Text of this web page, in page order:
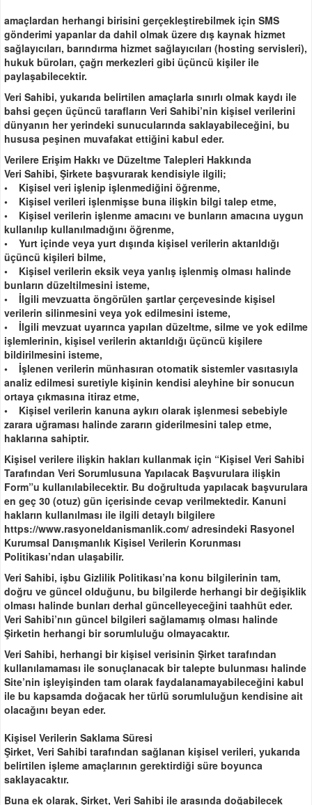
amaçlardan herhangi birisini gerçekleştirebilmek için SMS
gönderimi yapanlar da dahil olmak üzere dış kaynak hizmet
sağlayıcıları, barındırma hizmet sağlayıcıları (hosting servisleri),
hukuk büroları, çağrı merkezleri gibi üçüncü kişiler ile
paylaşabilecektir.
Veri Sahibi, yukarıda belirtilen amaçlarla sınırlı olmak kaydı ile
bahsi geçen üçüncü tarafların Veri Sahibi’nin kişisel verilerini
dünyanın her yerindeki sunucularında saklayabileceğini, bu
hususa peşinen muvafakat ettiğini kabul eder.
Verilere Erişim Hakkı ve Düzeltme Talepleri Hakkında
Veri Sahibi, Şirkete başvurarak kendisiyle ilgili;
• Kişisel veri işlenip işlenmediğini öğrenme,
• Kişisel verileri işlenmişse buna ilişkin bilgi talep etme,
• Kişisel verilerin işlenme amacını ve bunların amacına uygun
kullanılıp kullanılmadığını öğrenme,
• Yurt içinde veya yurt dışında kişisel verilerin aktarıldığı
üçüncü kişileri bilme,
• Kişisel verilerin eksik veya yanlış işlenmiş olması halinde
bunların düzeltilmesini isteme,
• İlgili mevzuatta öngörülen şartlar çerçevesinde kişisel
verilerin silinmesini veya yok edilmesini isteme,
• İlgili mevzuat uyarınca yapılan düzeltme, silme ve yok edilme
işlemlerinin, kişisel verilerin aktarıldığı üçüncü kişilere
bildirilmesini isteme,
• İşlenen verilerin münhasıran otomatik sistemler vasıtasıyla
analiz edilmesi suretiyle kişinin kendisi aleyhine bir sonucun
ortaya çıkmasına itiraz etme,
• Kişisel verilerin kanuna aykırı olarak işlenmesi sebebiyle
zarara uğraması halinde zararın giderilmesini talep etme,
haklarına sahiptir.
Kişisel verilere ilişkin hakları kullanmak için “Kişisel Veri Sahibi
Tarafından Veri Sorumlusuna Yapılacak Başvurulara ilişkin
Form”u kullanılabilecektir. Bu doğrultuda yapılacak başvurulara
en geç 30 (otuz) gün içerisinde cevap verilmektedir. Kanuni
hakların kullanılması ile ilgili detaylı bilgilere
https://www.rasyoneldanismanlik.com/ adresindeki Rasyonel
Kurumsal Danışmanlık Kişisel Verilerin Korunması
Politikası’ndan ulaşabilir.
Veri Sahibi, işbu Gizlilik Politikası’na konu bilgilerinin tam,
doğru ve güncel olduğunu, bu bilgilerde herhangi bir değişiklik
olması halinde bunları derhal güncelleyeceğini taahhüt eder.
Veri Sahibi’nın güncel bilgileri sağlamamış olması halinde
Şirketin herhangi bir sorumluluğu olmayacaktır.
Veri Sahibi, herhangi bir kişisel verisinin Şirket tarafından
kullanılamaması ile sonuçlanacak bir talepte bulunması halinde
Site’nin işleyişinden tam olarak faydalanamayabileceğini kabul
ile bu kapsamda doğacak her türlü sorumluluğun kendisine ait
olacağını beyan eder.
Kişisel Verilerin Saklama Süresi
Şirket, Veri Sahibi tarafından sağlanan kişisel verileri, yukarıda
belirtilen işleme amaçlarının gerektirdiği süre boyunca
saklayacaktır.
Buna ek olarak, Şirket, Veri Sahibi ile arasında doğabilecek